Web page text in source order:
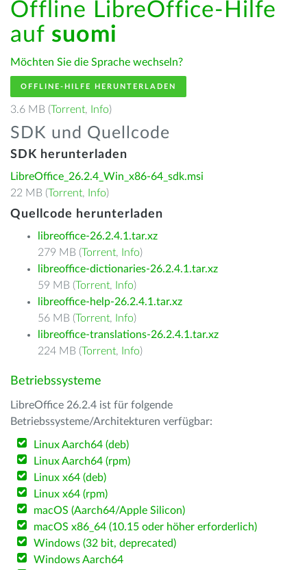
Offline LibreOffice-Hilfe
auf suomi
Möchten Sie die Sprache wechseln?
OFFLINE-HILFE HERUNTERLADEN
3.6 MB (Torrent, Info)
SDK und Quellcode
SDK herunterladen
LibreOffice_26.2.4_Win_x86-64_sdk.msi
22 MB (Torrent, Info)
Quellcode herunterladen
libreoffice-26.2.4.1.tar.xz
279 MB (Torrent, Info)
libreoffice-dictionaries-26.2.4.1.tar.xz
59 MB (Torrent, Info)
libreoffice-help-26.2.4.1.tar.xz
56 MB (Torrent, Info)
libreoffice-translations-26.2.4.1.tar.xz
224 MB (Torrent, Info)
Betriebssysteme
LibreOffice 26.2.4 ist für folgende
Betriebssysteme/Architekturen verfügbar:
Linux Aarch64 (deb)
Linux Aarch64 (rpm)
Linux x64 (deb)
Linux x64 (rpm)
macOS (Aarch64/Apple Silicon)
macOS x86_64 (10.15 oder höher erforderlich)
Windows (32 bit, deprecated)
Windows Aarch64